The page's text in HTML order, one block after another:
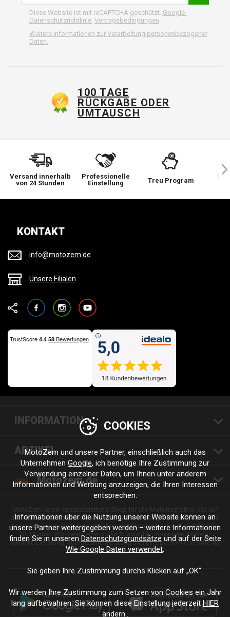
Diese Website ist mit reCAPTCHA geschützt. Google-
Datenschutzrichtlinie, Vertragsbedingungen
Weitere Informationen zur Verarbeitung personenbezogener
Daten.
100 TAGE
RÜCKGABE ODER
UMTAUSCH
Versand innerhalb
von 24 Stunden
Professionelle
Einstellung
Treu Program
Sie
KONTAKT
info@motozem.de
Unsere Filialen
FacebookInstagramYouTube
INFORMATION
ARTIKEL
Motozem.de
der Suche nach hochwertiger Motorradbekleidung, Zubehör, Teilen und
Accessoires von bewährten Marken wie Alpinestars, Revit, SHIMA oder
NEXX sind. Wir bieten eine große Auswahl an vorrätigen Artikeln,
schnelle Lieferung, kompetente Beratung und eine persönliche Note für
jede Fahrt und jeden Stil.
COOKIES
MotoZem und unsere Partner, einschließlich auch das
Unternehmen Google, ich benötige Ihre Zustimmung zur
Verwendung einzelner Daten, um Ihnen unter anderem
Informationen und Werbung anzuzeigen, die Ihren Interessen
entsprechen.
Informationen über die Nutzung unserer Website können an
unsere Partner weitergegeben werden – weitere Informationen
finden Sie in unseren Datenschutzgrundsätze und auf der Seite
Wie Google Daten verwendet.
Sie geben Ihre Zustimmung durchs Klicken auf „OK“.
Wir werden Ihre Zustimmung zum Setzen von Cookies ein Jahr
lang aufbewahren. Sie können diese Einstellung jederzeitHIER
ändern..